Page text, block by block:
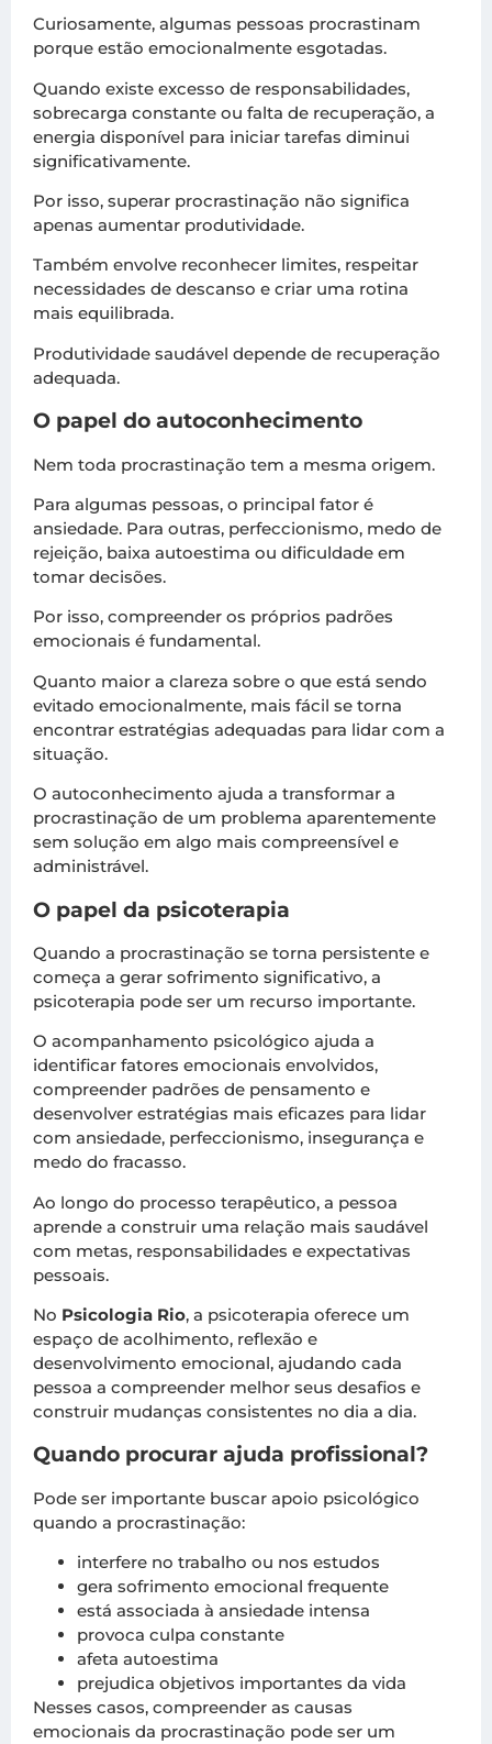
Curiosamente, algumas pessoas procrastinam
porque estão emocionalmente esgotadas.
Quando existe excesso de responsabilidades,
sobrecarga constante ou falta de recuperação, a
energia disponível para iniciar tarefas diminui
significativamente.
Por isso, superar procrastinação não significa
apenas aumentar produtividade.
Também envolve reconhecer limites, respeitar
necessidades de descanso e criar uma rotina
mais equilibrada.
Produtividade saudável depende de recuperação
adequada.
O papel do autoconhecimento
Nem toda procrastinação tem a mesma origem.
Para algumas pessoas, o principal fator é
ansiedade. Para outras, perfeccionismo, medo de
rejeição, baixa autoestima ou dificuldade em
tomar decisões.
Por isso, compreender os próprios padrões
emocionais é fundamental.
Quanto maior a clareza sobre o que está sendo
evitado emocionalmente, mais fácil se torna
encontrar estratégias adequadas para lidar com a
situação.
O autoconhecimento ajuda a transformar a
procrastinação de um problema aparentemente
sem solução em algo mais compreensível e
administrável.
O papel da psicoterapia
Quando a procrastinação se torna persistente e
começa a gerar sofrimento significativo, a
psicoterapia pode ser um recurso importante.
O acompanhamento psicológico ajuda a
identificar fatores emocionais envolvidos,
compreender padrões de pensamento e
desenvolver estratégias mais eficazes para lidar
com ansiedade, perfeccionismo, insegurança e
medo do fracasso.
Ao longo do processo terapêutico, a pessoa
aprende a construir uma relação mais saudável
com metas, responsabilidades e expectativas
pessoais.
No Psicologia Rio, a psicoterapia oferece um
espaço de acolhimento, reflexão e
desenvolvimento emocional, ajudando cada
pessoa a compreender melhor seus desafios e
construir mudanças consistentes no dia a dia.
Quando procurar ajuda profissional?
Pode ser importante buscar apoio psicológico
quando a procrastinação:
interfere no trabalho ou nos estudos
gera sofrimento emocional frequente
está associada à ansiedade intensa
provoca culpa constante
afeta autoestima
prejudica objetivos importantes da vida
Nesses casos, compreender as causas
emocionais da procrastinação pode ser um